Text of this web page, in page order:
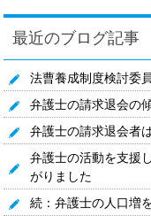
最近のブログ記事
法曹養成制度検討委
弁護士の請求退会の
弁護士の請求退会者
弁護士の活動を支援
がりました
続：弁護士の人口増